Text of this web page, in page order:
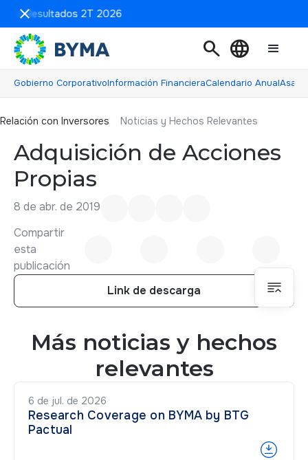
de Resultados 2T 2026
search language
Relación con inversores
Gobierno CorporativoInformación FinancieraCalendario Anual
Relación con Inversores Noticias y Hechos Relevantes
Adquisición de Acciones
Propias
8 de abr. de 2019
Compartir
esta
publicación
Link de descarga
Más noticias y hechos
relevantes
6 de jul. de 2026
Research Coverage on BYMA by BTG
Pactual